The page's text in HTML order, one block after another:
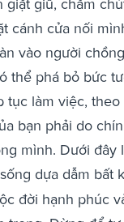
cánh cửa nối
vào người
thể phá bỏ bức
làm việc,
bạn phải do
mình. Dưới
dựa dẫm bất
đời hạnh phúc